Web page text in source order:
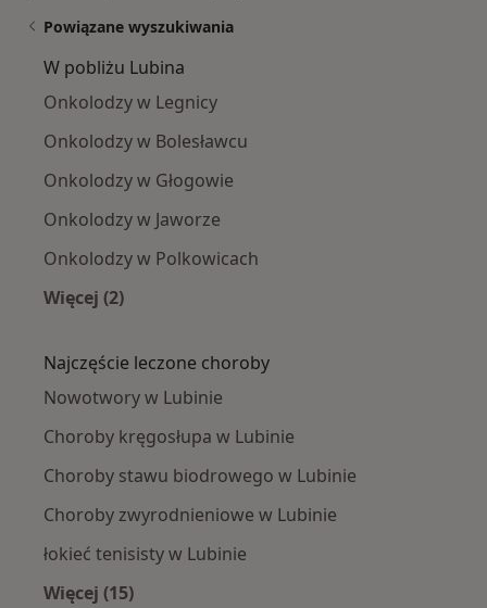
Powiązane wyszukiwania
W pobliżu Lubina
Onkolodzy w Legnicy
Onkolodzy w Bolesławcu
Onkolodzy w Głogowie
Onkolodzy w Jaworze
Onkolodzy w Polkowicach
Więcej (2)
Najczęście leczone choroby
Nowotwory w Lubinie
Choroby kręgosłupa w Lubinie
Choroby stawu biodrowego w Lubinie
Choroby zwyrodnieniowe w Lubinie
łokieć tenisisty w Lubinie
Więcej (15)